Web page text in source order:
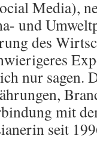
Media),
und
des
nur sagen.
mit
seit